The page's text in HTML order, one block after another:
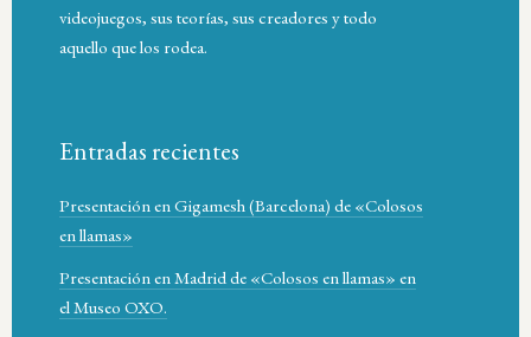
videojuegos, sus teorías, sus creadores y todo
aquello que los rodea.
Entradas recientes
Presentación en Gigamesh (Barcelona) de «Colosos
en llamas»
Presentación en Madrid de «Colosos en llamas» en
el Museo OXO.